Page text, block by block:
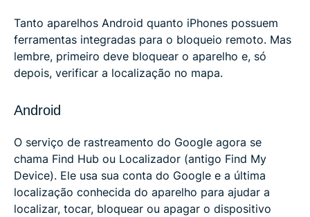
Tanto aparelhos Android quanto iPhones possuem
ferramentas integradas para o bloqueio remoto. Mas
lembre, primeiro deve bloquear o aparelho e, só
depois, verificar a localização no mapa.
Android
O serviço de rastreamento do Google agora se
chama Find Hub ou Localizador (antigo Find My
Device). Ele usa sua conta do Google e a última
localização conhecida do aparelho para ajudar a
localizar, tocar, bloquear ou apagar o dispositivo